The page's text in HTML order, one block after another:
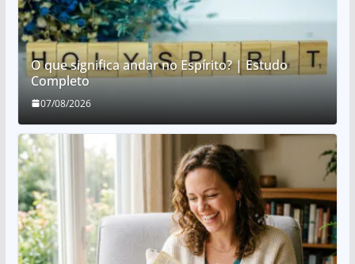
O que significa andar no Espírito? | Estudo
Completo
07/08/2026